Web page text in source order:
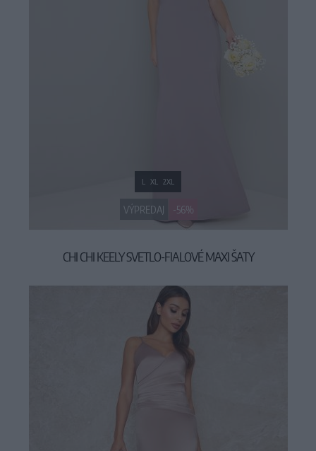
VÝPREDAJ -56%
L XL 2XL
CHI CHI KEELY SVETLO-FIALOVÉ MAXI ŠATY
39,90 €